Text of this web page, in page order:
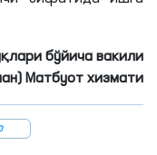
бўйича вакили
Матбуот хизмати